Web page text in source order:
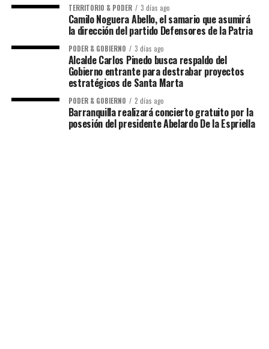
TERRITORIO & PODER 3 días ago
Camilo Noguera Abello, el samario que asumirá
la dirección del partido Defensores de la Patria
PODER & GOBIERNO 3 días ago
Alcalde Carlos Pinedo busca respaldo del
Gobierno entrante para destrabar proyectos
estratégicos de Santa Marta
PODER & GOBIERNO 2 días ago
Barranquilla realizará concierto gratuito por la
posesión del presidente Abelardo De la Espriella